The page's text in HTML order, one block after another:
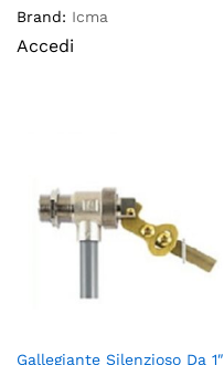
Brand: Icma
Accedi
Gallegiante Silenzioso Da 1″